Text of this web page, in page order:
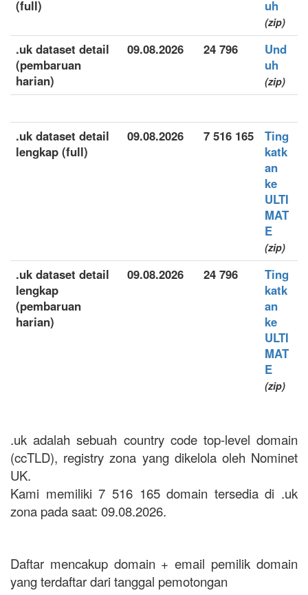
(full)
uh
(zip)
.uk dataset detail
(pembaruan
harian)
09.08.2026 24 796
Und
uh
(zip)
.uk dataset detail
lengkap (full)
09.08.2026 7 516 165
Ting
katk
an
ke
ULTI
MAT
E
(zip)
.uk dataset detail
lengkap
(pembaruan
harian)
09.08.2026 24 796
Ting
katk
an
ke
ULTI
MAT
E
(zip)
.uk adalah sebuah country code top-level domain
(ccTLD), registry zona yang dikelola oleh Nominet
UK.
Kami memiliki 7 516 165 domain tersedia di .uk
zona pada saat: 09.08.2026.
Daftar mencakup domain + email pemilik domain
yang terdaftar dari tanggal pemotongan